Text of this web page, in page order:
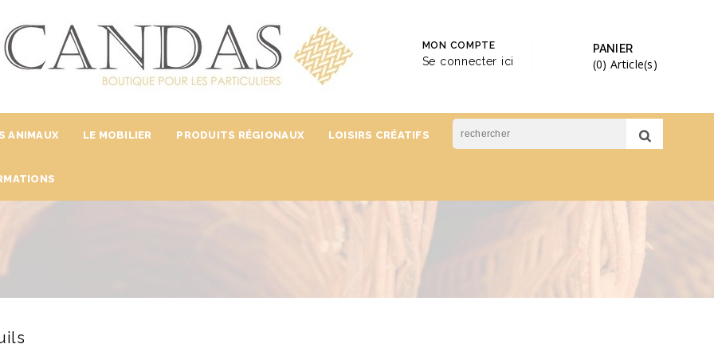
PANIER
(0) Article(s)
MON COMPTE
Se connecter ici
ANIMAUX LE MOBILIER PRODUITS RÉGIONAUX LOISIRS CRÉATIFS